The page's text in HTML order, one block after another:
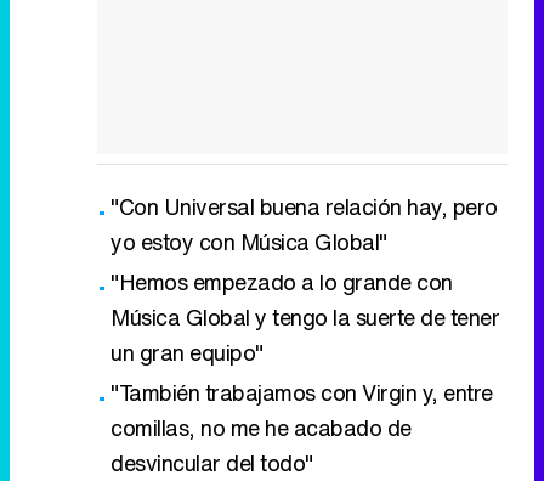
"Con Universal buena relación hay, pero
yo estoy con Música Global"
"Hemos empezado a lo grande con
Música Global y tengo la suerte de tener
un gran equipo"
"También trabajamos con Virgin y, entre
comillas, no me he acabado de
desvincular del todo"